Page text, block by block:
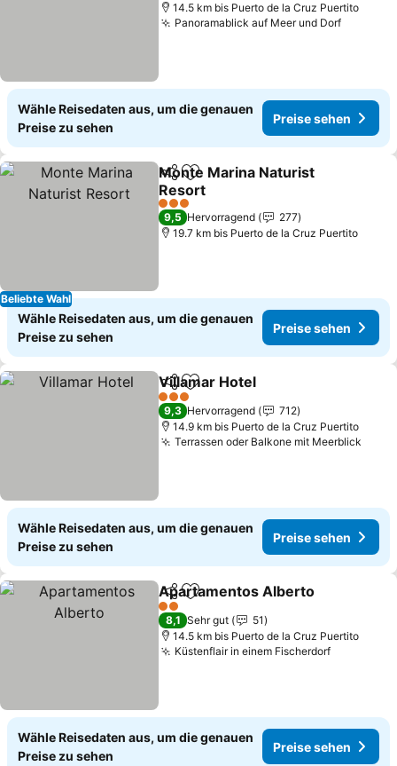
14.5 km bis Puerto de la Cruz Puertito
Panoramablick auf Meer und DorfPreise
Wähle Reisedaten aus, um die genauen
Preise zu sehen
Preise sehen
Beliebte Wahl
TeilenZu Favoriten hinzufügen
Monte Marina Naturist
Resort
Preise sehen
3 Sterne
9,5 Hervorragend
277
19.7 km bis Puerto de la Cruz Puertito
Wähle Reisedaten aus, um die genauen
Preise zu sehen
Preise sehen
TeilenZu Favoriten hinzufügen
Villamar Hotel
3 Sterne
9,3 Hervorragend
712
14.9 km bis Puerto de la Cruz Puertito
Terrassen oder Balkone mit Meerblick
Wähle Reisedaten aus, um die genauen
Preise zu sehen
Preise sehen
TeilenZu Favoriten hinzufügen
Apartamentos Alberto
2 Sterne
8,1 Sehr gut
51
14.5 km bis Puerto de la Cruz Puertito
Küstenflair in einem FischerdorfPreise
Wähle Reisedaten aus, um die genauen
Preise zu sehen
Preise sehen